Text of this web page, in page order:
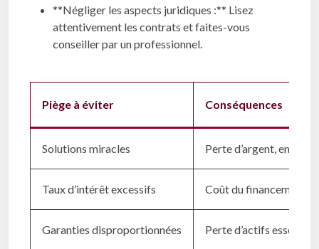
**Négliger les aspects juridiques :** Lisez
attentivement les contrats et faites-vous
conseiller par un professionnel.
Piège à éviter Conséquences
Solutions miracles Perte d’argent,
Taux d’intérêt excessifs Coût du financement
Garanties disproportionnées Perte d’actifs